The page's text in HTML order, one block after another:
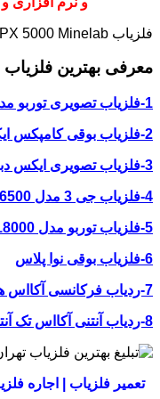
فلزیاب GPX 5000 Minelab
معرفی بهترین فلزیاب
1-فلزیاب تصویری توربو مدل 20000
2-فلزیاب بوقی کامپکس ایکس 5
3-فلزیاب تصویری ایکس دبلیو
4-فلزیاب جی 3 مدل 6500
5-فلزیاب توربو مدل 18000
6-فلزیاب بوقی نوا پلاس
7-ردیاب فرکانسی آکااس هفت آنتن
8-ردیاب آنتنی آکااس تک آنتن
تعمیر فلزیاب | اجاره